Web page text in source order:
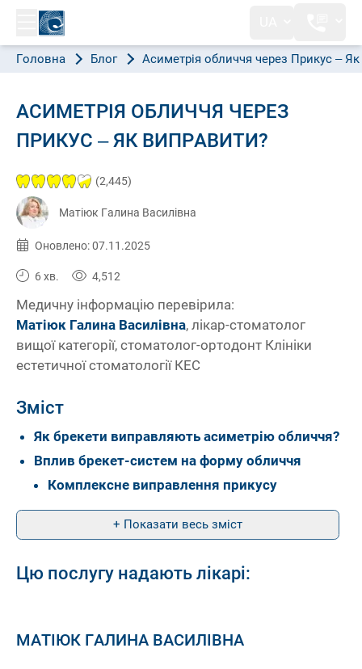
Головна Блог Асиметрія обличчя через Прикус –
АСИМЕТРІЯ ОБЛИЧЧЯ ЧЕРЕЗ
ПРИКУС – ЯК ВИПРАВИТИ?
Матіюк Галина Василівна
(2,445)
Опубліковано:
16.06.2022
Оновлено: 07.11.2025
6 хв. 4,512
Медичну інформацію перевірила:
Матіюк Галина Василівна, лікар-стоматолог
вищої категорії, стоматолог-ортодонт Клініки
естетичної стоматології КЕС
Зміст
Як брекети виправляють асиметрію обличчя?
Вплив брекет-систем на форму обличчя
Комплексне виправлення прикусу
+ Показати весь зміст
Цю послугу надають лікарі:
МАТІЮК ГАЛИНА ВАСИЛІВНА